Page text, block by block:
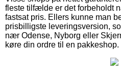
fleste tilfælde er det forbeholdt
fastsat pris. Ellers kunne man
prisbilligste leveringsversion,
nær Odense, Nyborg eller
køre din ordre til en pakkeshop.